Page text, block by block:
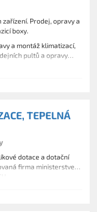
Prodej, opravy a
boxy.
a montáž klimatizací,
pultů a opravy
TEPELNÁ
dotace a dotační
firma ministerstvem